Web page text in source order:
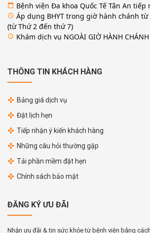
calendar_today Bệnh viện Đa khoa Quốc Tế Tân An tiếp
access_time Áp dụng BHYT trong giờ hành chánh từ
(từ Thứ 2 đến thứ 7)
access_time Khám dịch vụ NGOÀI GIỜ HÀNH
THÔNG TIN KHÁCH HÀNG
Bảng giá dịch vụ
Đặt lịch hẹn
Tiếp nhận ý kiến khách hàng
Những câu hỏi thường gặp
Tải phần mềm đặt hẹn
Chính sách bảo mật
ĐĂNG KÝ ƯU ĐÃI
Nhận ưu đãi & tin sức khỏe từ bệnh viện bằng